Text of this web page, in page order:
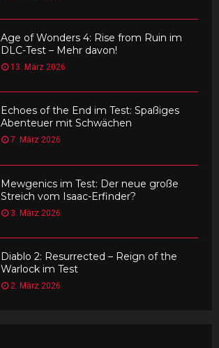
Age of Wonders 4: Rise from Ruin im
DLC-Test – Mehr davon!
13. März 2026
Echoes of the End im Test: Spaßiges
Abenteuer mit Schwächen
7. März 2026
Mewgenics im Test: Der neue große
Streich vom Isaac-Erfinder?
3. März 2026
Diablo 2: Resurrected – Reign of the
Warlock im Test
2. März 2026